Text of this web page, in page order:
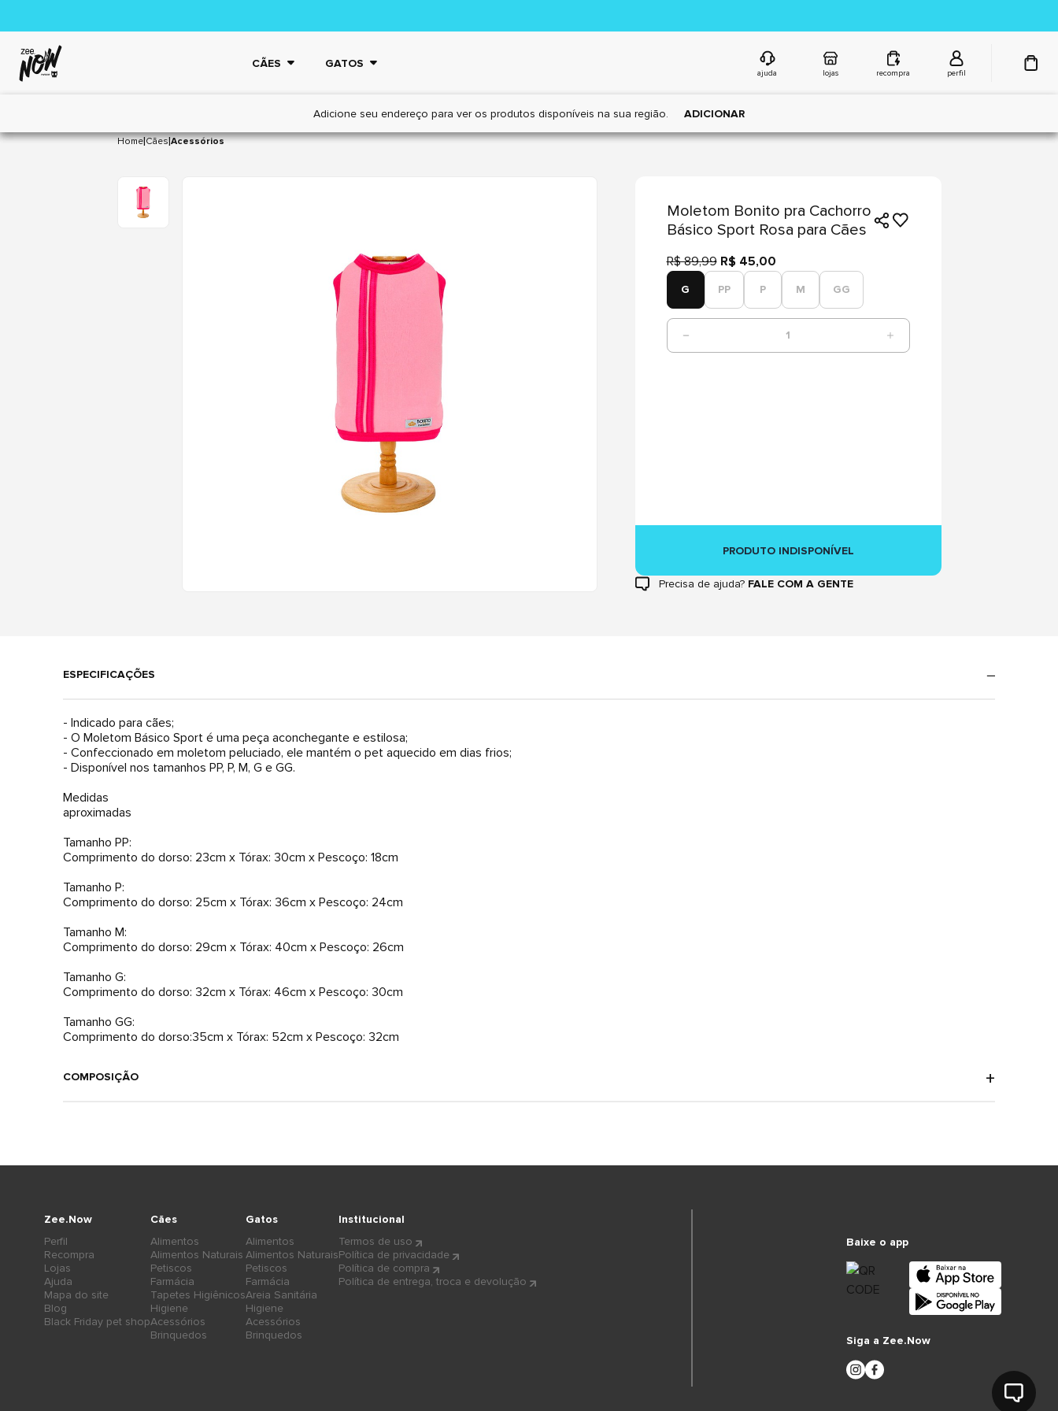
CÃES GATOS
ajuda lojas recompra perfil
Adicione seu endereço para ver os produtos disponíveis na sua região. ADICIONAR
Home|Cães|Acessórios
Moletom Bonito pra Cachorro
Básico Sport Rosa para Cães
R$ 89,99 R$ 45,00
G PP P M GG
1
PRODUTO INDISPONÍVEL
Precisa de ajuda? FALE COM A GENTE
ESPECIFICAÇÕES
- Indicado para cães;
- O Moletom Básico Sport é uma peça aconchegante e estilosa;
- Confeccionado em moletom peluciado, ele mantém o pet aquecido em dias frios;
- Disponível nos tamanhos PP, P, M, G e GG.
Medidas
aproximadas
Tamanho PP:
Comprimento do dorso: 23cm x Tórax: 30cm x Pescoço: 18cm
Tamanho P:
Comprimento do dorso: 25cm x Tórax: 36cm x Pescoço: 24cm
Tamanho M:
Comprimento do dorso: 29cm x Tórax: 40cm x Pescoço: 26cm
Tamanho G:
Comprimento do dorso: 32cm x Tórax: 46cm x Pescoço: 30cm
Tamanho GG:
Comprimento do dorso:35cm x Tórax: 52cm x Pescoço: 32cm
COMPOSIÇÃO
Cães
Alimentos
Alimentos Naturais
Petiscos
Farmácia
Tapetes Higiênicos
Higiene
Acessórios
Brinquedos
Gatos
Alimentos
Alimentos Naturais
Petiscos
Farmácia
Areia Sanitária
Higiene
Acessórios
Brinquedos
Zee.Now
Perfil
Recompra
Lojas
Ajuda
Mapa do site
Blog
Black Friday pet shop
Institucional
Termos de uso
Política de privacidade
Política de compra
Política de entrega, troca e devolução
Baixe o app
Siga a Zee.Now